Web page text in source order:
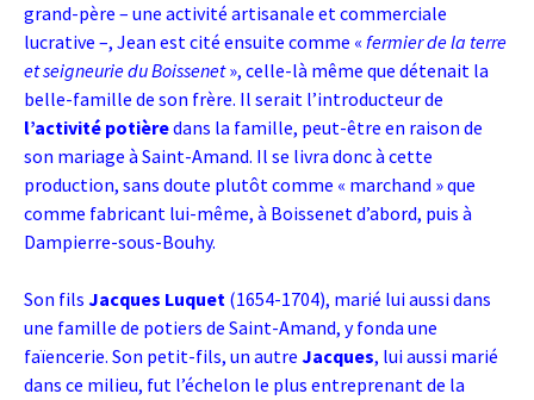
grand-père – une activité artisanale et commerciale
lucrative –, Jean est cité ensuite comme « fermier de la terre
et seigneurie du Boissenet», celle-là même que détenait la
belle-famille de son frère. Il serait l’introducteur de
l’activité potièredans la famille, peut-être en raison de
son mariage à Saint-Amand. Il se livra donc à cette
production, sans doute plutôt comme « marchand » que
comme fabricant lui-même, à Boissenet d’abord, puis à
Dampierre-sous-Bouhy.
Son fils Jacques Luquet (1654-1704), marié lui aussi dans
une famille de potiers de Saint-Amand, y fonda une
faïencerie. Son petit-fils, un autre Jacques, lui aussi marié
dans ce milieu, fut l’échelon le plus entreprenant de la